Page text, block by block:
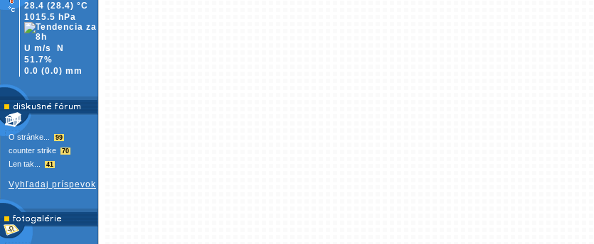
28.4 (28.4) °C
1015.5 hPa
U m/s
N
51.7%
0.0 (0.0) mm
O stránke... 99
counter strike 70
Len tak... 41
Vyhľadaj príspevok